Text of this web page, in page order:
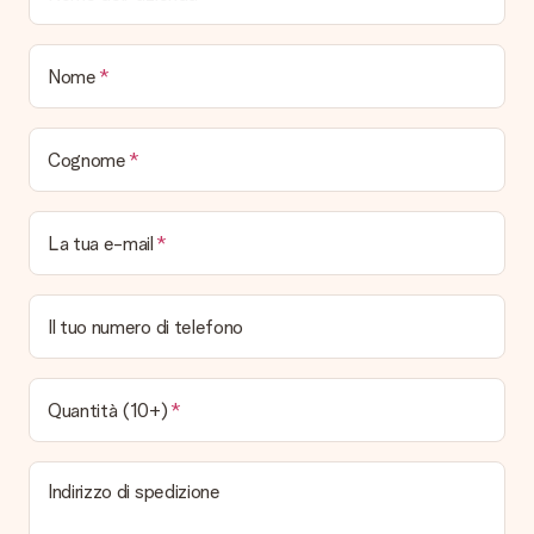
continuamente aggiornate e attendibili.
Quali sono i tempi di consegna e quando riceverò il mio
regalo?
I tempi di consegna sono consultabili direttamente sulla pagina
del prodotto desiderato. Le date indicate sono previste in
base ai tempi di consegna indicati dal corriere.
Quali sono le opzioni di consegna disponibili?
sill'opzione da selezionare contatta il nostro servizio clienti.
Pagamento
Come posso pagare il mio ordine?
É possibile scegliere tra le seguenti modalità di pagamento:
Nome
Cognome
La tua e-mail
Il tuo numero di telefono
Quantità (10+)
Indirizzo di spedizione